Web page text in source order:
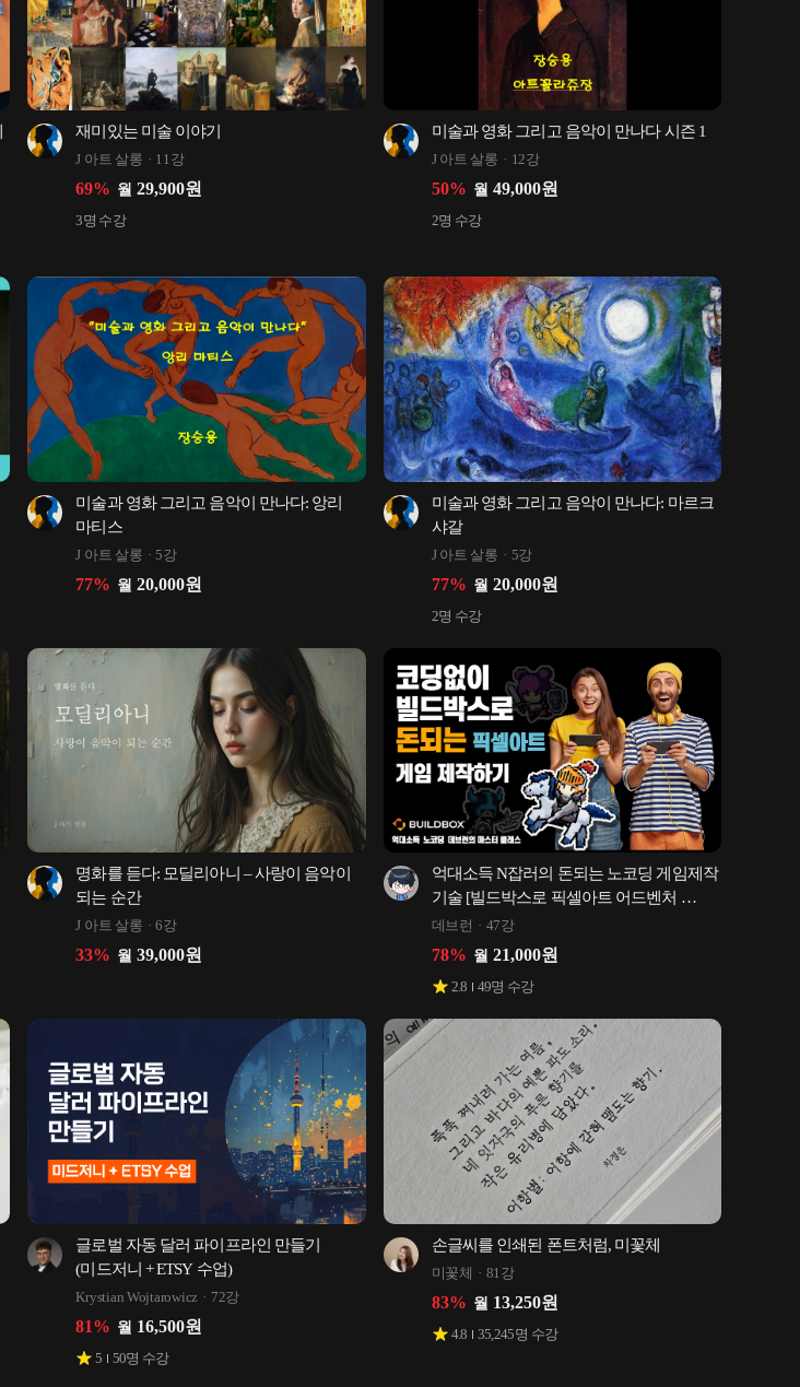
재미있는 미술 이야기
J 아트 살롱 11강
69% 월 29,900원
3명 수강
미술과 영화 그리고 음악이 만나다 시즌 1
J 아트 살롱 12강
50% 월 49,000원
2명 수강
미술과 영화 그리고 음악이 만나다: 앙리
마티스
J 아트 살롱 5강
77% 월 20,000원
미술과 영화 그리고 음악이 만나다: 마르크
샤갈
J 아트 살롱 5강
77% 월 20,000원
2명 수강
명화를 듣다: 모딜리아니 – 사랑이 음악이
되는 순간
J 아트 살롱 6강
33% 월 39,000원
억대소득 N잡러의 돈되는 노코딩 게임제작
기술 [빌드박스로 픽셀아트 어드벤처
게임만들기]
데브런 47강
78% 월 21,000원
2.8 49명 수강
글로벌 자동 달러 파이프라인 만들기
(미드저니 + ETSY 수업)
Krystian Wojtarowicz 72강
81% 월 16,500원
5 50명 수강
손글씨를 인쇄된 폰트처럼, 미꽃체
미꽃체 81강
83% 월 13,250원
4.8 35,245명 수강